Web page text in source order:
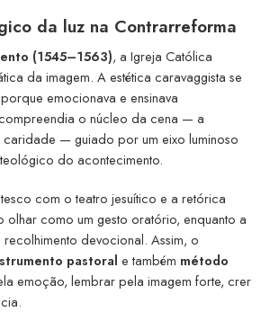
da luz na Contrarreforma
(1545–1563), a Igreja Católica
da imagem. A estética caravaggista se
emocionava e ensinava
o núcleo da cena — a
caridade — guiado por um eixo luminoso
do acontecimento.
com o teatro jesuítico e a retórica
como um gesto oratório, enquanto a
devocional. Assim, o
pastoral e também método
emoção, lembrar pela imagem forte, crer